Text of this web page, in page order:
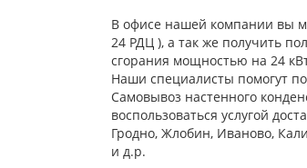
В офисе нашей компании вы
24 РДЦ ), а так же получить
сгорания мощностью на 24
Наши специалисты помогут
Самовывоз настенного
воспользоваться услугой
Гродно, Жлобин, Иваново,
и д.р.